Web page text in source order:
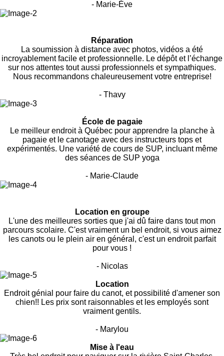
- Marie-Ève
Réparation
La soumission à distance avec photos, vidéos a été
incroyablement facile et professionnelle. Le dépôt et l’échange
sur nos attentes tout aussi professionnels et sympathiques.
Nous recommandons chaleureusement votre entreprise!
- Thavy
École de pagaie
Le meilleur endroit à Québec pour apprendre la planche à
pagaie et le canotage avec des instructeurs tops et
expérimentés. Une variété de cours de SUP, incluant même
des séances de SUP yoga
- Marie-Claude
Location en groupe
L'une des meilleures sorties que j'ai dû faire dans tout mon
parcours scolaire. C'est vraiment un bel endroit, si vous aimez
les canots ou le plein air en général, c'est un endroit parfait
pour vous !
- Nicolas
Location
Endroit génial pour faire du canot, et possibilité d'amener son
chien!! Les prix sont raisonnables et les employés sont
vraiment gentils.
- Marylou
Mise à l'eau